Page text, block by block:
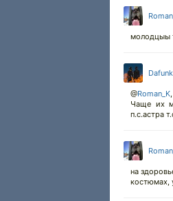
молодцыы
Dafunk
@Roman_K,
Чаще их
п.с.астра
на
костюмах,